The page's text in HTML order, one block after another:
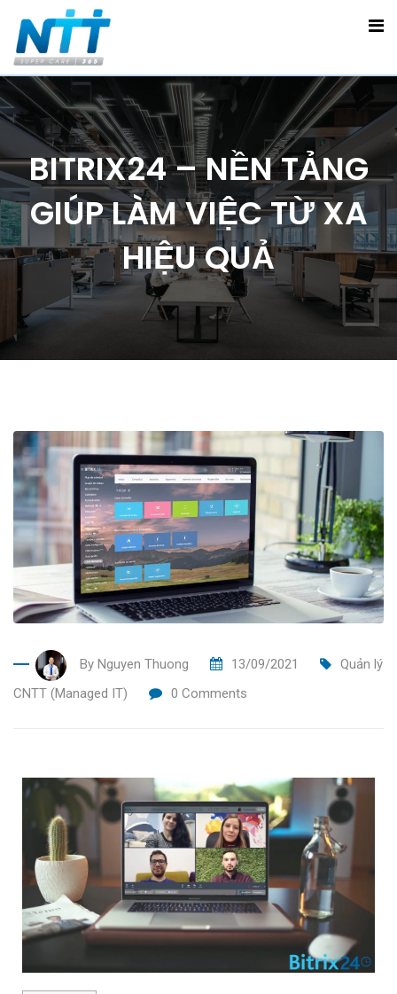
BITRIX24 – NỀN TẢNG
GIÚP LÀM VIỆC TỪ XA
HIỆU QUẢ
By Nguyen Thuong 13/09/2021
Quản lý
CNTT (Managed IT)
0 Comments